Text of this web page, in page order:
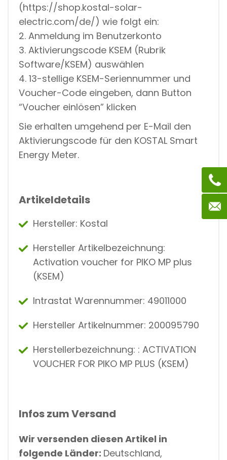
(https://shop.kostal-solar-
electric.com/de/) wie folgt ein:
2. Anmeldung im Benutzerkonto
3. Aktivierungscode KSEM (Rubrik
Software/KSEM) auswählen
4. 13-stellige KSEM-Seriennummer und
Voucher-Code eingeben, dann Button
“Voucher einlösen” klicken
Sie erhalten umgehend per E-Mail den
Aktivierungscode für den KOSTAL Smart
Energy Meter.
Artikeldetails
Hersteller: Kostal
Hersteller Artikelbezeichnung:
Activation voucher for PIKO MP plus
(KSEM)
Intrastat Warennummer: 49011000
Hersteller Artikelnummer: 200095790
Herstellerbezeichnung: : ACTIVATION
VOUCHER FOR PIKO MP PLUS (KSEM)
Infos zum Versand
Wir versenden diesen Artikel in
folgende Länder: Deutschland,